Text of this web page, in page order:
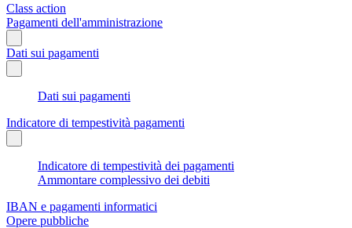
Class action
Pagamenti dell'amministrazione
Dati sui pagamenti
Dati sui pagamenti
Indicatore di tempestività pagamenti
Indicatore di tempestività dei pagamenti
Ammontare complessivo dei debiti
IBAN e pagamenti informatici
Opere pubbliche